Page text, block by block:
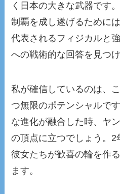
く日本の大きな武器です
制覇を成し遂げるために
代表されるフィジカルと
への戦術的な回答を見つ
私が確信しているのは、
つ無限のポテンシャルで
な進化が融合した時、ヤ
の頂点に立つでしょう。2
彼女たちが歓喜の輪を作
ます。